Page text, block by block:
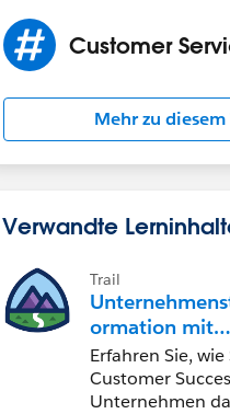
Customer
Mehr zu diesem
Verwandte
Trail
ormation mit
Salesforce
Success
Erfahren Sie,
Customer
Unternehmen